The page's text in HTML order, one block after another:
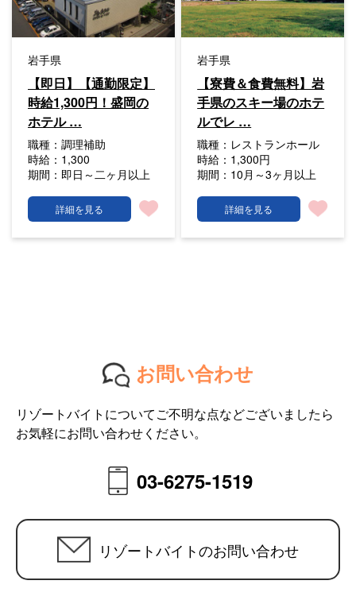
岩手県
【即日】【通勤限定】
時給1,300円！盛岡の
ホテル …
職種： 調理補助
時給： 1,300
期間： 即日～二ヶ月以上
詳細を見る
岩手県
【寮費＆食費無料】岩
手県のスキー場のホテ
ルでレ …
職種： レストランホール
時給： 1,300円
期間： 10月～3ヶ月以上
詳細を見る
お問い合わせ
リゾートバイトについてご不明な点などございましたら
お気軽にお問い合わせください。
03-6275-1519
リゾートバイトのお問い合わせ